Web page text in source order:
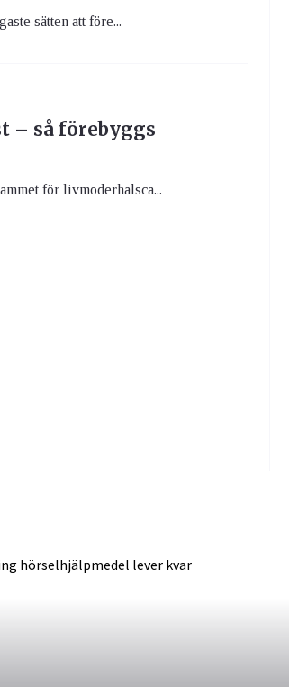
sätten att före...
– så förebyggs
för livmoderhalsca...